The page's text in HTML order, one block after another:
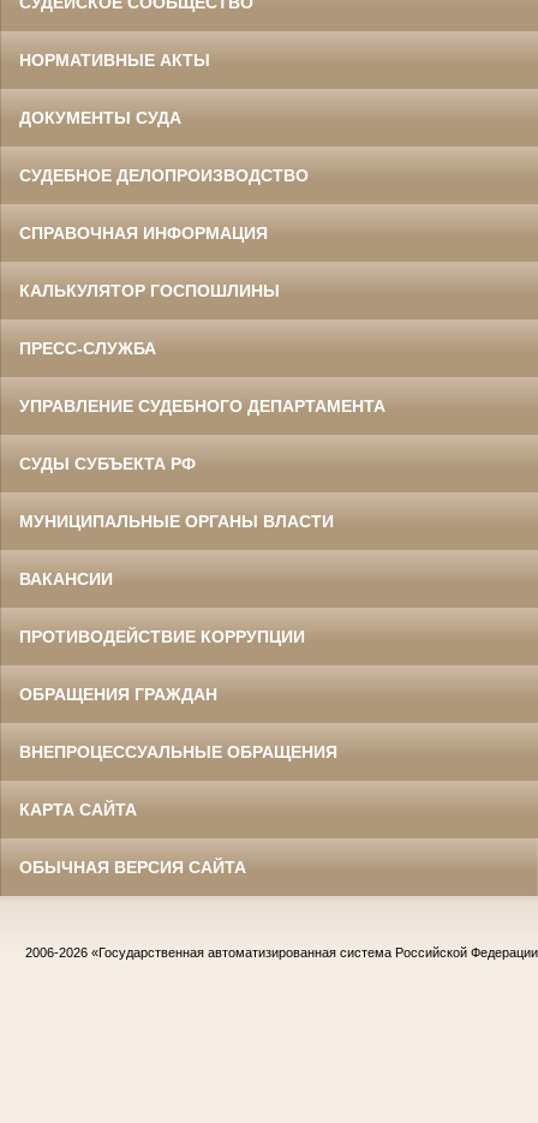
НОРМАТИВНЫЕ АКТЫ
ДОКУМЕНТЫ СУДА
СУДЕБНОЕ ДЕЛОПРОИЗВОДСТВО
СПРАВОЧНАЯ ИНФОРМАЦИЯ
КАЛЬКУЛЯТОР ГОСПОШЛИНЫ
ПРЕСС-СЛУЖБА
УПРАВЛЕНИЕ СУДЕБНОГО ДЕПАРТАМЕНТА
СУДЫ СУБЪЕКТА РФ
МУНИЦИПАЛЬНЫЕ ОРГАНЫ ВЛАСТИ
ВАКАНСИИ
ПРОТИВОДЕЙСТВИЕ КОРРУПЦИИ
ОБРАЩЕНИЯ ГРАЖДАН
ВНЕПРОЦЕССУАЛЬНЫЕ ОБРАЩЕНИЯ
КАРТА САЙТА
ОБЫЧНАЯ ВЕРСИЯ САЙТА
2006-2026 «Государственная автоматизированная система Российской